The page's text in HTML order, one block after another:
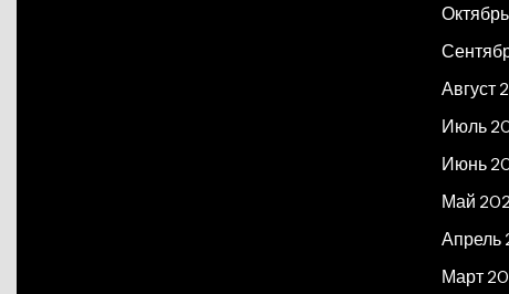
Август
Июль
Июнь
Май
Апрель
Март